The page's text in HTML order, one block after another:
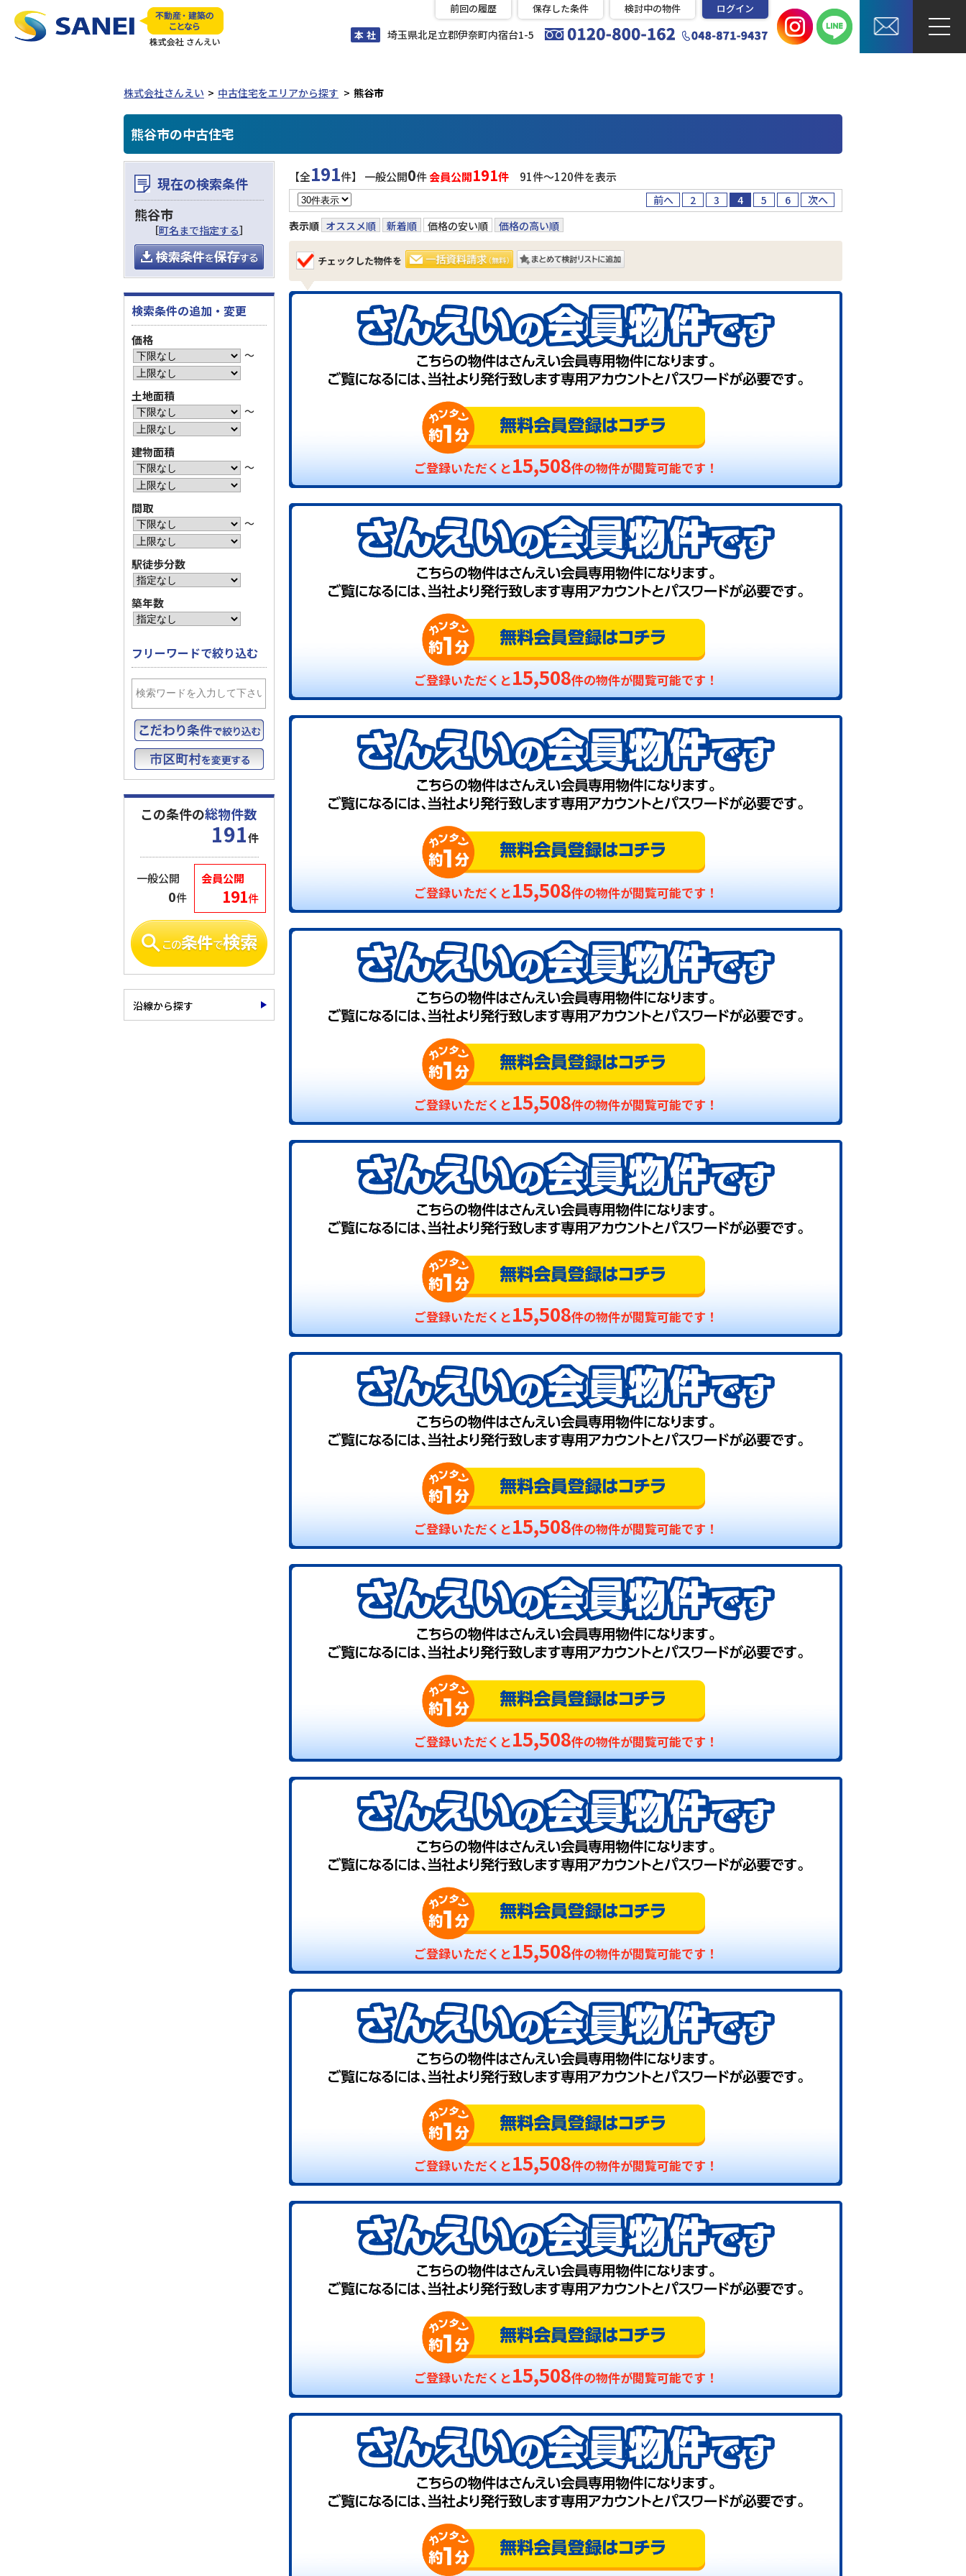
本 社 埼玉県北足立郡伊奈町内宿台1-5
前回の履歴 保存した条件 検討中の物件 ログイン
株式会社さんえい 中古住宅をエリアから探す 熊谷市
熊谷市の中古住宅
【全191件】 一般公開0件会員公開191件 91件〜120件を表示
前へ 2 3 4 5 6
次へ
表示順 オススメ順 新着順 価格の安い順 価格の高い順
チェックした物件を
ご登録いただくと15,508件の物件が閲覧可能です！
ご登録いただくと15,508件の物件が閲覧可能です！
ご登録いただくと15,508件の物件が閲覧可能です！
ご登録いただくと15,508件の物件が閲覧可能です！
ご登録いただくと15,508件の物件が閲覧可能です！
ご登録いただくと15,508件の物件が閲覧可能です！
ご登録いただくと15,508件の物件が閲覧可能です！
ご登録いただくと15,508件の物件が閲覧可能です！
ご登録いただくと15,508件の物件が閲覧可能です！
ご登録いただくと15,508件の物件が閲覧可能です！
現在の検索条件
熊谷市
［町名まで指定する］
検索条件の追加・変更
価格
〜
土地面積
〜
建物面積
〜
間取
〜
駅徒歩分数
築年数
フリーワードで絞り込む
この条件の総物件数
191件
会員公開
191件
一般公開
0件
沿線から探す